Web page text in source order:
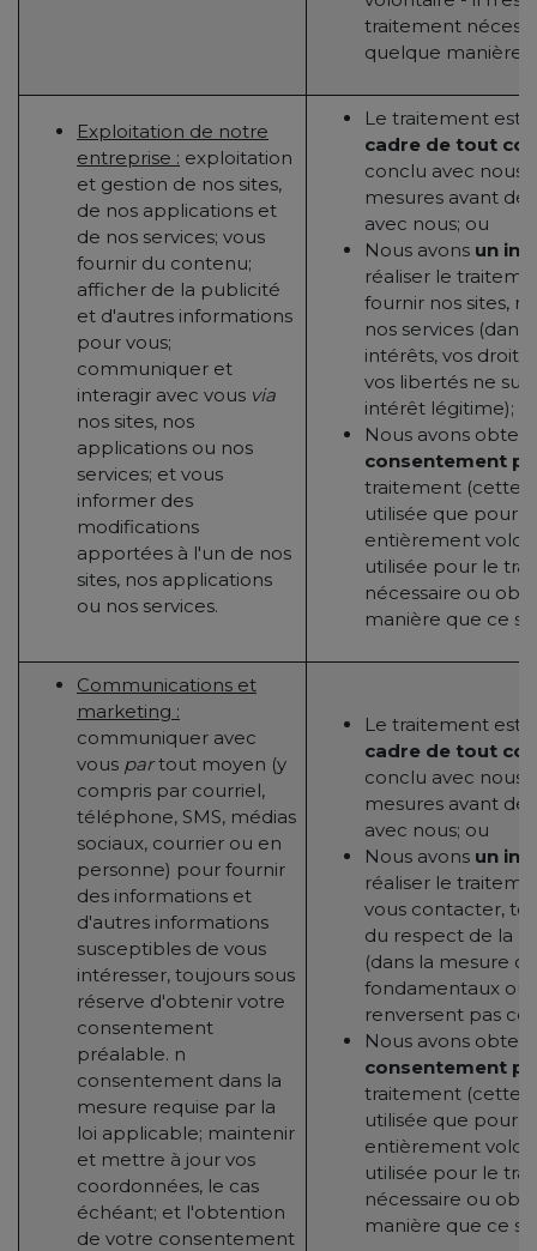
traitement
quelque manière
Exploitation de notre
entreprise : exploitation
et gestion de nos sites,
de nos applications et
de nos services; vous
fournir du contenu;
afficher de la publicité
et d'autres informations
pour vous;
communiquer et
interagir avec vous via
nos sites, nos
applications ou nos
services; et vous
informer des
modifications
apportées à l'un de nos
sites, nos applications
ou nos services.
Le traitement est
cadre de tout
conclu avec nous
mesures avant
avec nous; ou
Nous avons un
réaliser le
fournir nos sites,
nos services
intérêts, vos
vos libertés ne
intérêt légitime);
Nous avons
consentement
traitement (cette
utilisée que pour
entièrement
utilisée pour le
nécessaire ou
manière que ce
Communications et
marketing :
communiquer avec
vous partout moyen (y
compris par courriel,
téléphone, SMS, médias
sociaux, courrier ou en
personne) pour fournir
des informations et
d'autres informations
susceptibles de vous
intéresser, toujours sous
réserve d'obtenir votre
consentement
préalable. n
consentement dans la
mesure requise par la
loi applicable; maintenir
et mettre à jour vos
coordonnées, le cas
échéant; et l'obtention
de votre consentement
Le traitement est
cadre de tout
conclu avec nous
mesures avant
avec nous; ou
Nous avons un
réaliser le
vous contacter,
du respect de la
(dans la mesure
fondamentaux ou
renversent pas
Nous avons
consentement
traitement (cette
utilisée que pour
entièrement
utilisée pour le
nécessaire ou
manière que ce